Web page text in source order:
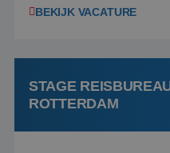
wensen van je team, je
klanten te overtuigen
boeken! ...
BEKIJK VACATURE
STAGE
ROTTERDAM